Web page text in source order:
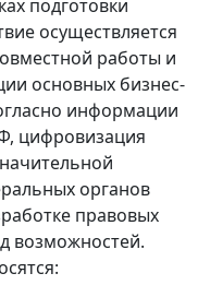
подготовки
осуществляется
работы и
основных бизнес-
информации
цифровизация
органов
правовых
возможностей.